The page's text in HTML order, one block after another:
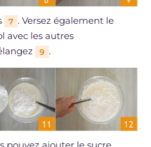
7 . Versez également le
avec les autres
9 .